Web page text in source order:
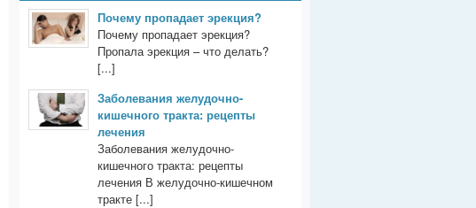
Почему пропадает эрекция?
Почему пропадает эрекция?
Пропала эрекция – что делать?
[...]
Заболевания желудочно-
кишечного тракта: рецепты
лечения
Заболевания желудочно-
кишечного тракта: рецепты
лечения В желудочно-кишечном
тракте [...]